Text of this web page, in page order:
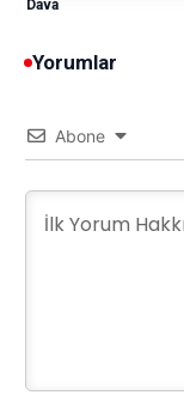
Dava
Yorumlar
Abone